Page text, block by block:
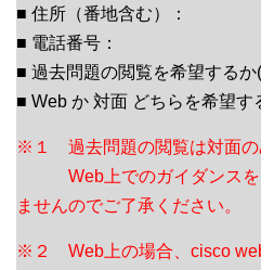
■ 住所（番地含む）：
■ 電話番号：
■ 過去問題の閲覧を希望するか
■ Web か 対面 どちらを希望す
※１ 過去問題の閲覧は対面の
Web上でのガイダンスを
ませんのでご了承ください。
※２ Web上の場合、cisco